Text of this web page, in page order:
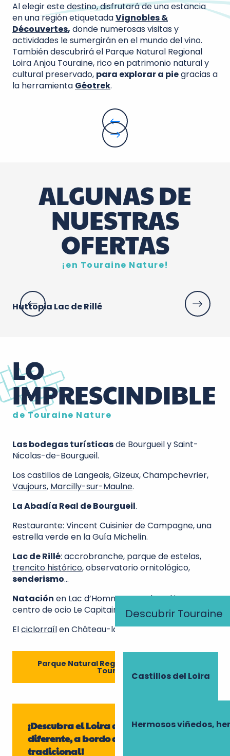
Descubrir Touraine
Castillos del Loira
Hermosos viñedos,
Al elegir este destino, disfrutará de una estancia
en una región etiquetadaVignobles &
Découvertes, donde numerosas visitas y
actividades le sumergirán en el mundo del vino.
También descubrirá el Parque Natural Regional
Loira Anjou Touraine, rico en patrimonio natural y
cultural preservado, para explorar a piegracias a
la herramienta Géotrek.
ALGUNAS DE
NUESTRAS
OFERTAS
¡en Touraine Nature!
Huttopia Lac de Rillé
LO
IMPRESCINDIBLE
de Touraine Nature
Las bodegas turísticasde Bourgueil y Saint-
Nicolas-de-Bourgueil.
Los castillos de Langeais, Gizeux, Champchevrier,
Vaujours, Marcilly-sur-Maulne.
La Abadía Real de Bourgueil.
Restaurante: Vincent Cuisinier de Campagne, una
estrella verde en la Guía Michelin.
Lac de Rillé: accrobranche, parque de estelas,
trencito histórico, observatorio ornitológico,
senderismo…
Natación en Lac d’Hommes, Lac du Val joyeux, y
centro de ocio Le Capitaine.
Elciclorraílen Château-la-Vallière
Parque Natural Regional de Loira Anjou
Touraine
¡Descubra el Loira de una forma
diferente, a bordo de un barco
tradicional!